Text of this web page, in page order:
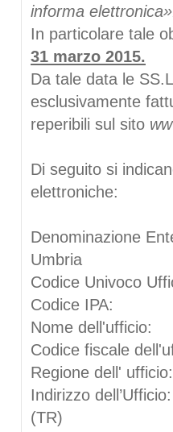
informa
In particolare tale
31 marzo 2015.
Da tale data le
esclusivamente
reperibili sul sito
Di seguito si
elettroniche:
Umbria
Codice
Codice
Nome
Codice fiscale
Regione
Indirizzo
(TR)